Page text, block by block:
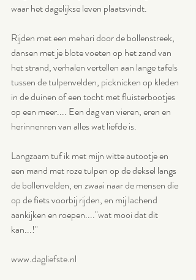
waar het dagelijkse leven plaatsvindt.
Rijden met een mehari door de bollenstreek,
dansen met je blote voeten op het zand van
het strand, verhalen vertellen aan lange tafels
tussen de tulpenvelden, picknicken op kleden
in de duinen of een tocht met fluisterbootjes
op een meer.... Een dag van vieren, eren en
herinnenren van alles wat liefde is.
Langzaam tuf ik met mijn witte autootje en
een mand met roze tulpen op de deksel langs
de bollenvelden, en zwaai naar de mensen die
op de fiets voorbij rijden, en mij lachend
aankijken en roepen...."wat mooi dat dit
kan...!"
www.dagliefste.nl